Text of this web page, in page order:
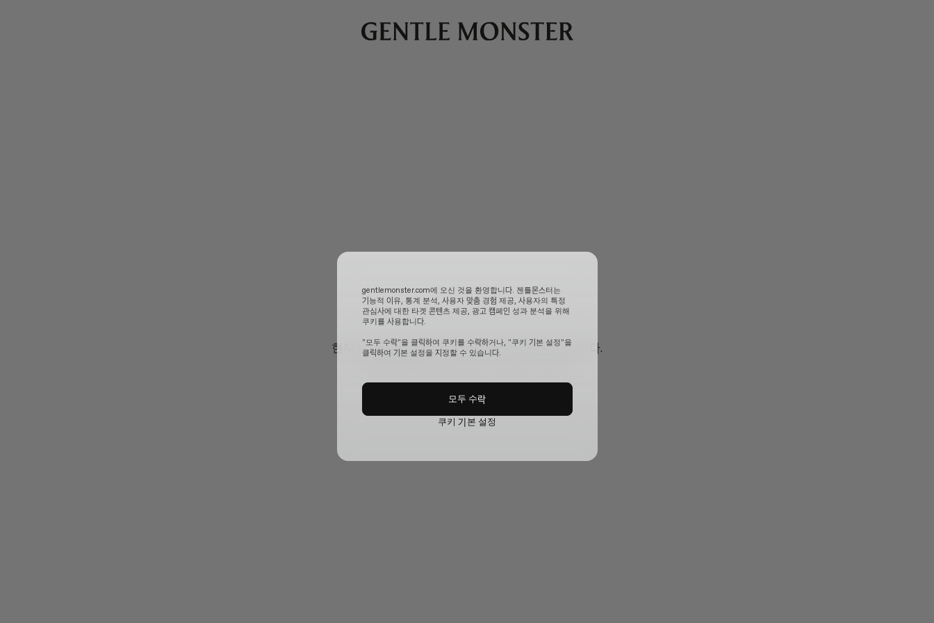
현재 공식 웹사이트가 일시적으로 업데이트 중입니다.
gentlemonster.com에 오신 것을 환영합니다. 젠틀몬스터는
기능적 이유, 통계 분석, 사용자 맞춤 경험 제공, 사용자의 특정
관심사에 대한 타겟 콘텐츠 제공, 광고 캠페인 성과 분석을 위해
쿠키를 사용합니다.
"모두 수락"을 클릭하여 쿠키를 수락하거나, "쿠키 기본 설정"을
클릭하여 기본 설정을 지정할 수 있습니다.
쿠키 기본 설정
모두 수락